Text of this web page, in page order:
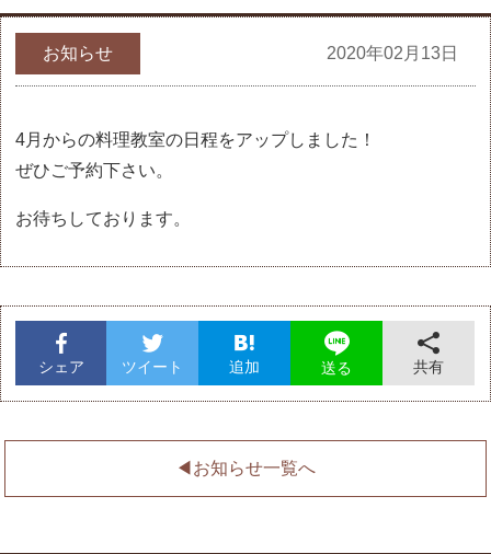
お知らせ 2020年02月13日
4月からの料理教室の日程をアップしました！
ぜひご予約下さい。
お待ちしております。
シェア ツイート 追加 送る 共有
◀︎お知らせ一覧へ